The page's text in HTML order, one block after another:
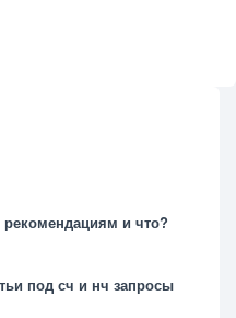
рекомендациям и что?
под сч и нч запросы